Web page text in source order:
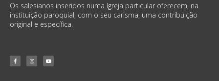
Os salesianos inseridos numa Igreja particular oferecem, na
instituição paroquial, com o seu carisma, uma contribuição
original e específica.